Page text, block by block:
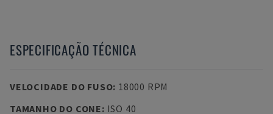
ESPECIFICAÇÃO TÉCNICA
VELOCIDADE DO FUSO: 18000 RPM
TAMANHO DO CONE: ISO 40